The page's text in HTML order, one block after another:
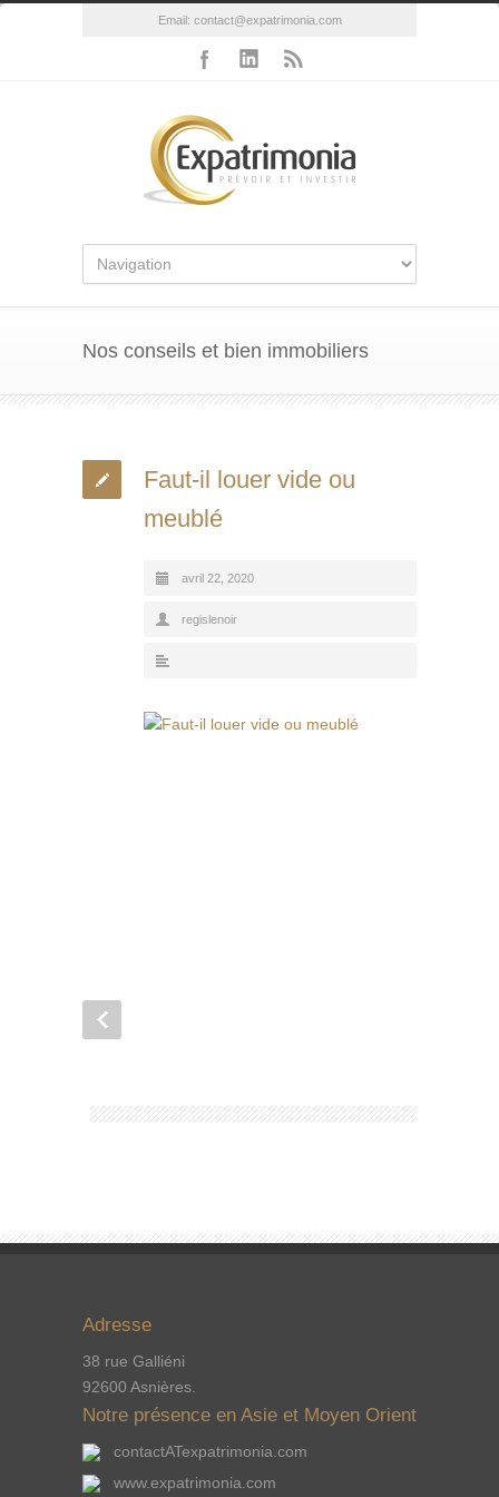
Email: contact@expatrimonia.com
Nos conseils et bien immobiliers
Faut-il louer vide ou
meublé
avril 22, 2020
regislenoir
Adresse
38 rue Galliéni
92600 Asnières.
Notre présence en Asie et Moyen Orient
contactATexpatrimonia.com
www.expatrimonia.com